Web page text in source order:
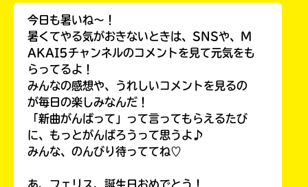
今日も暑いね〜！
暑くてやる気がおきないときは、SNSや、M
AKAI5チャンネルのコメントを見て元気をも
らってるよ！
みんなの感想や、うれしいコメントを見るの
が毎日の楽しみなんだ！
「新曲がんばって」って言ってもらえるたび
に、もっとがんばろうって思うよ♪
みんな、のんびり待っててね♡
あ、フェリス、誕生日おめでとう！